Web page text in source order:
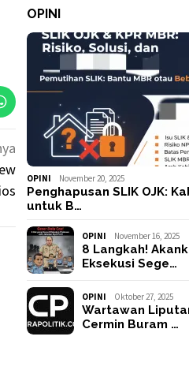
OPINI
OPINI November 20, 2025
Penghapusan SLIK OJK:
untuk B…
OPINI November 16, 2025
8 Langkah!
Eksekusi Sege…
OPINI Oktober 27, 2025
Wartawan
Cermin Buram …